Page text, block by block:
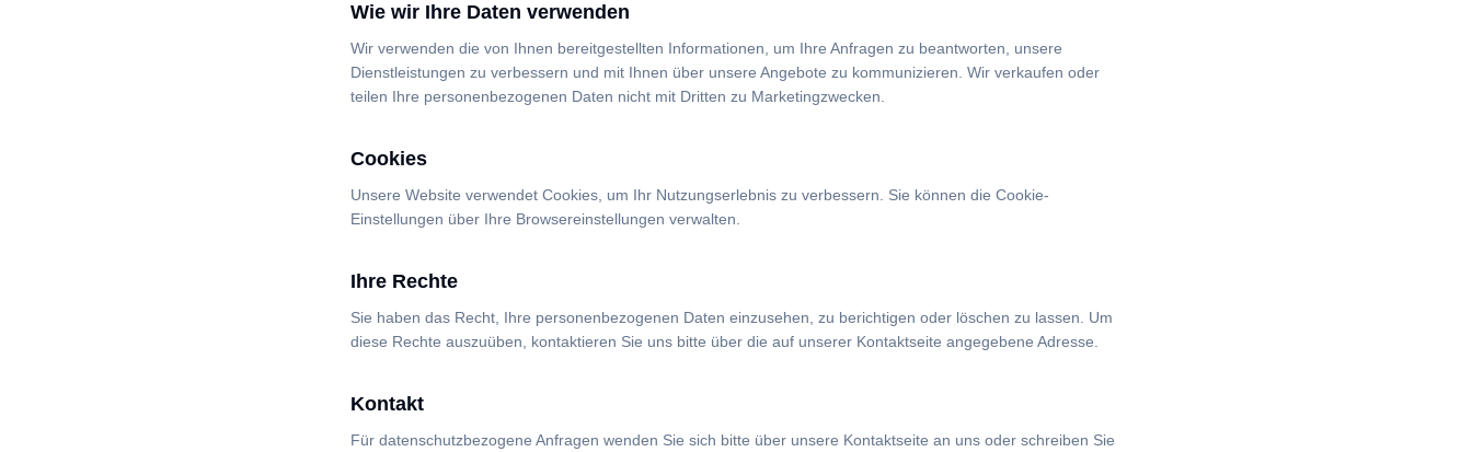
Wie wir Ihre Daten verwenden
Wir verwenden die von Ihnen bereitgestellten Informationen, um Ihre Anfragen zu beantworten, unsere
Dienstleistungen zu verbessern und mit Ihnen über unsere Angebote zu kommunizieren. Wir verkaufen oder
teilen Ihre personenbezogenen Daten nicht mit Dritten zu Marketingzwecken.
Cookies
Unsere Website verwendet Cookies, um Ihr Nutzungserlebnis zu verbessern. Sie können die Cookie-
Einstellungen über Ihre Browsereinstellungen verwalten.
Ihre Rechte
Sie haben das Recht, Ihre personenbezogenen Daten einzusehen, zu berichtigen oder löschen zu lassen. Um
diese Rechte auszuüben, kontaktieren Sie uns bitte über die auf unserer Kontaktseite angegebene Adresse.
Kontakt
Für datenschutzbezogene Anfragen wenden Sie sich bitte über unsere Kontaktseite an uns oder schreiben Sie